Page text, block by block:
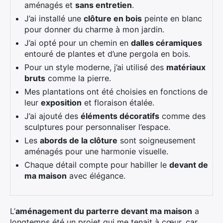
aménagés et sans entretien.
J’ai installé une clôture en bois peinte en blanc
pour donner du charme à mon jardin.
J’ai opté pour un chemin en dalles céramiques
entouré de plantes et d’une pergola en bois.
Pour un style moderne, j’ai utilisé des matériaux
bruts comme la pierre.
Mes plantations ont été choisies en fonctions de
leur exposition et floraison étalée.
J’ai ajouté des éléments décoratifs comme des
sculptures pour personnaliser l’espace.
Les abords de la clôture sont soigneusement
aménagés pour une harmonie visuelle.
Chaque détail compte pour habiller le devant de
ma maison avec élégance.
L’aménagement du parterre devant ma maison a